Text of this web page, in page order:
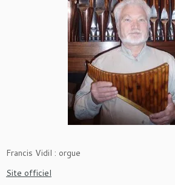
Francis Vidil : orgue
Site officiel